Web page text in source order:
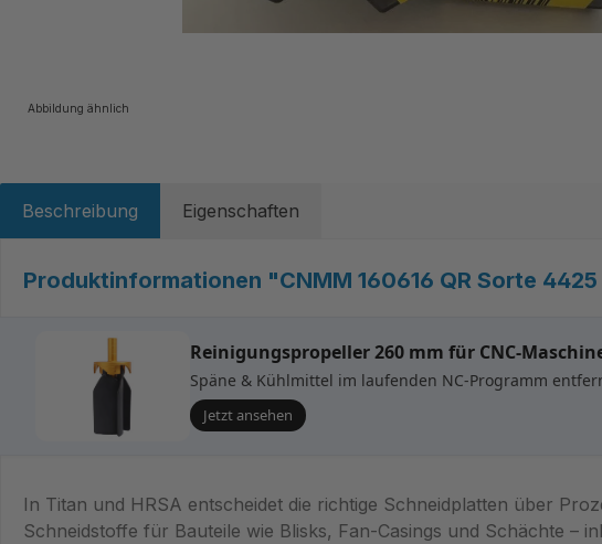
Abbildung ähnlich
Beschreibung Eigenschaften
Produktinformationen "CNMM 160616 QR Sorte
Reinigungspropeller 260 mm für CNC-
Späne & Kühlmittel im laufenden NC-Programm
Jetzt ansehen
In Titan und HRSA entscheidet die richtige Schneidplatten über
Schneidstoffe für Bauteile wie Blisks, Fan-Casings und Schächte